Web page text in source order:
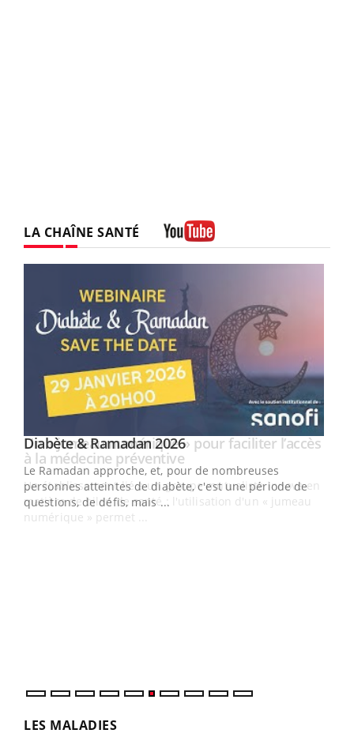
LA CHAÎNE SANTÉ
Youtube
Diabète & Ramadan 2026Youtube
Le Ramadan approche, et, pour de nombreuses
personnes atteintes de diabète, c'est une période de
questions, de défis, mais ...
Youtube
Un « jumeau numérique » pour faciliter l’accès
à la médecine préventiveYoutube
Un établissement lié à un groupe mutualiste innove en
matière de bilan de santé : l'utilisation d'un « jumeau
numérique » permet ...
LES MALADIES